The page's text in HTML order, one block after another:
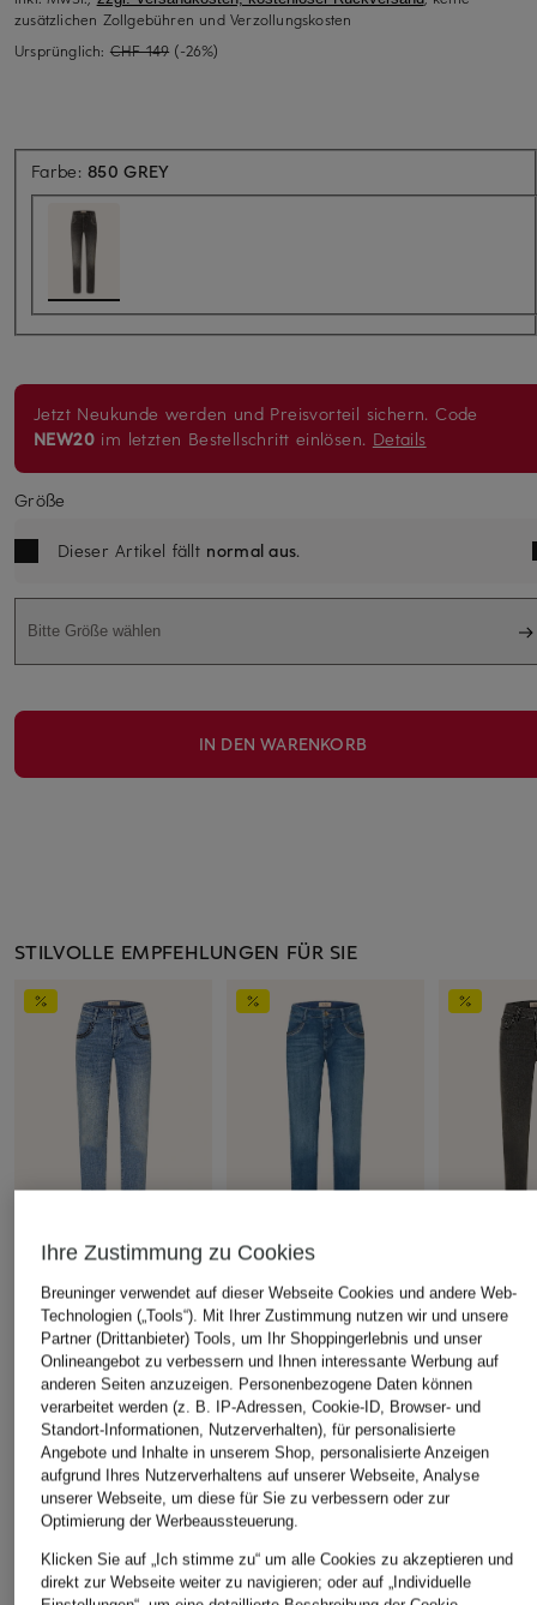
zusätzlichen Zollgebühren und Verzollungskosten
Ursprünglich: CHF 149 (-26%)
Farbe:850 GREY
Jetzt Neukunde werden und Preisvorteil sichern. Code
NEW20 im letzten Bestellschritt einlösen. Details
Größe
Dieser Artikel fällt normal aus.
Bitte Größe wählen
IN DEN WARENKORB
STILVOLLE EMPFEHLUNGEN FÜR SIE
Straight Leg Jeans
MMNAOMI NOLLA
CHF 109
Ursprünglich:CHF 149
Jeans MMNAOMI
JENNY mit Glitzergarn
CHF 109
Ursprünglich:CHF 169
Skinny
CHF 70
Ursprünglich:
ÄHNLICHE ARTIKEL ENTDECKEN
Ihre Zustimmung zu Cookies
Breuninger verwendet auf dieser Webseite Cookies und andere Web-
Technologien („Tools“). Mit Ihrer Zustimmung nutzen wir und unsere
Partner (Drittanbieter) Tools, um Ihr Shoppingerlebnis und unser
Onlineangebot zu verbessern und Ihnen interessante Werbung auf
anderen Seiten anzuzeigen. Personenbezogene Daten können
verarbeitet werden (z. B. IP-Adressen, Cookie-ID, Browser- und
Standort-Informationen, Nutzerverhalten), für personalisierte
Angebote und Inhalte in unserem Shop, personalisierte Anzeigen
aufgrund Ihres Nutzerverhaltens auf unserer Webseite, Analyse
unserer Webseite, um diese für Sie zu verbessern oder zur
Optimierung der Werbeaussteuerung.
Klicken Sie auf „Ich stimme zu“ um alle Cookies zu akzeptieren und
direkt zur Webseite weiter zu navigieren; oder auf „Individuelle